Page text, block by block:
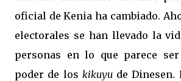
oficial de Kenia ha cambiado.
electorales se han llevado la
personas en lo que parece
poder de los kikuyude Dinesen.